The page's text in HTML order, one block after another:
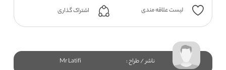
لیست علاقه مندی اشتراک گذاری
ناشر / طراح : Mr Latifi